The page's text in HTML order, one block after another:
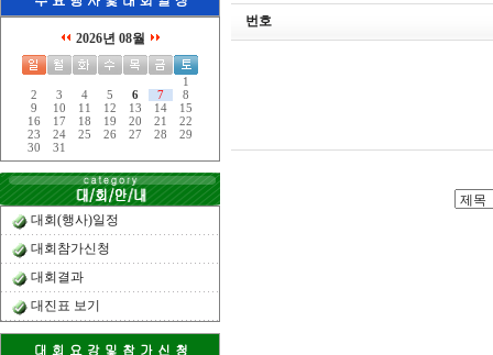
2026년 08월
1
2
3 4 5 6 7
8
9
10 11 12 13 14
15
16
17 18 19 20 21
22
23
24 25 26 27 28
29
30
31
대회(행사)일정
대회참가신청
대회결과
대진표 보기
번호